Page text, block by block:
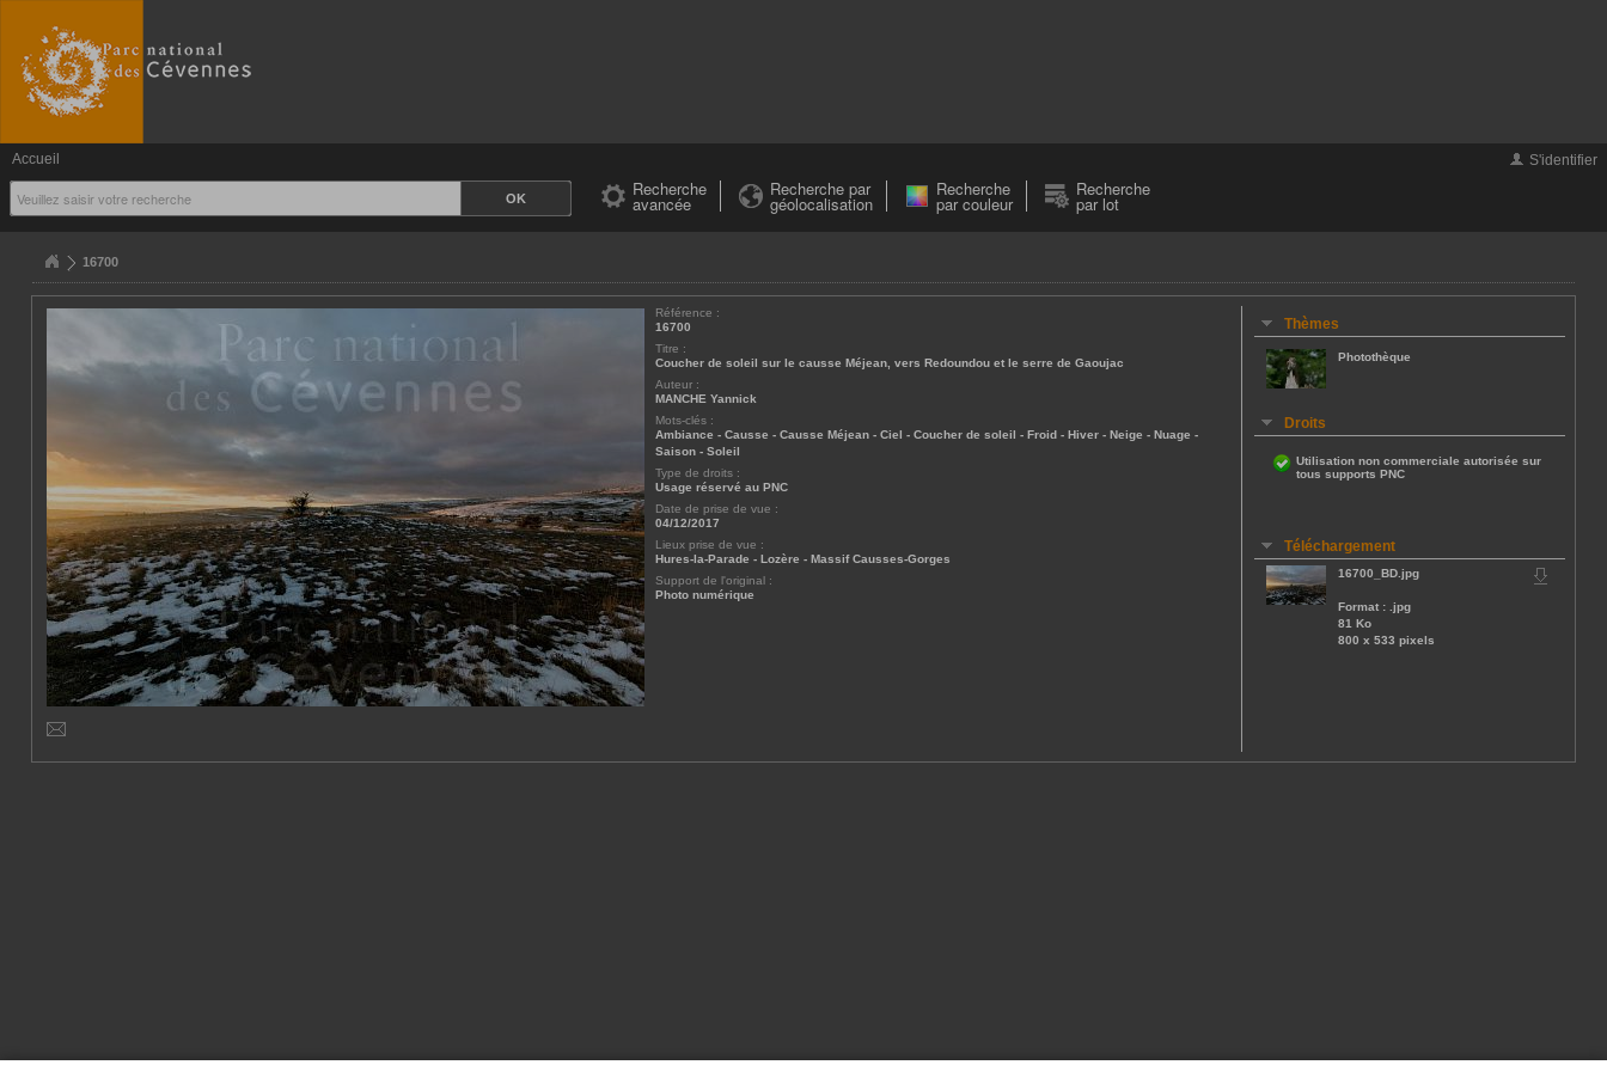
Accueil S'identifier
Recherche
avancée
Recherche par
géolocalisation
Recherche
par couleur
Recherche
par lot
16700
Référence :
16700
Titre :
Coucher de soleil sur le causse Méjean, vers Redoundou et le serre de Gaoujac
Auteur :
MANCHE Yannick
Mots-clés :
Ambiance - Causse - Causse Méjean - Ciel - Coucher de soleil - Froid - Hiver - Neige - Nuage -
Saison - Soleil
Type de droits :
Usage réservé au PNC
Date de prise de vue :
04/12/2017
Lieux prise de vue :
Hures-la-Parade - Lozère - Massif Causses-Gorges
Support de l'original :
Photo numérique
Thèmes
Photothèque
Droits
Utilisation non commerciale autorisée sur
tous supports PNC
Téléchargement
16700_BD.jpg
Format : .jpg
81 Ko
800 x 533 pixels